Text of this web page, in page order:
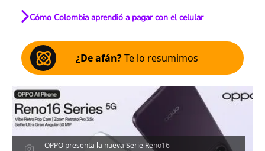
Cómo Colombia aprendió a pagar con el celular
¿De afán?Te lo resumimos
OPPO presenta la nueva Serie Reno16